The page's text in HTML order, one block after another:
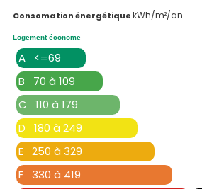
Consomation énergétiquekWh/m²/an
Logement économe
A <=69
B 70 à 109
C 110 à 179
D 180 à 249
E 250 à 329
F 330 à 419